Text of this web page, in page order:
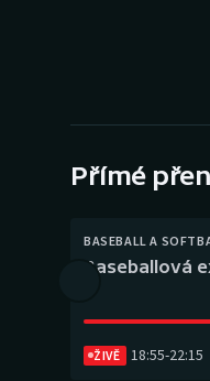
Přímé
BASEBALL A
Baseballová
ŽIVĚ 18:55-22:15